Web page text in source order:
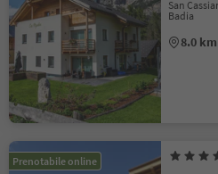
San
Badia
8.0 km
Prenotabile online